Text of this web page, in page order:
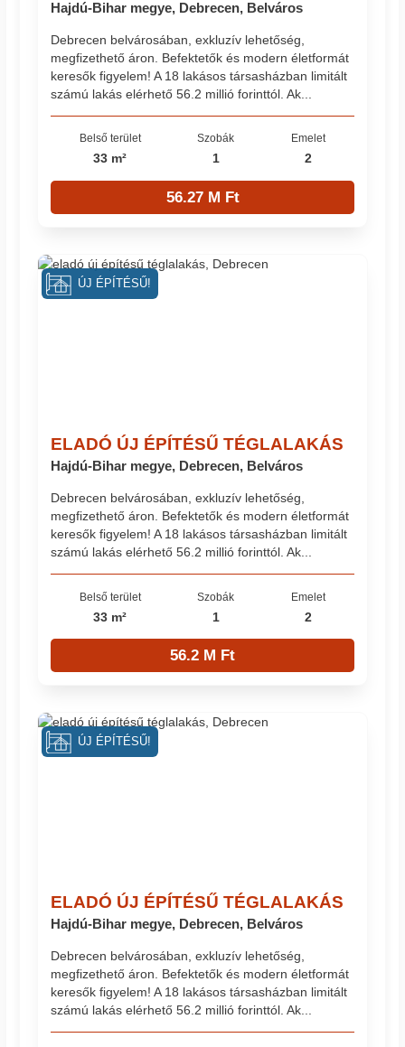
Hajdú-Bihar megye, Debrecen, Belváros
Debrecen belvárosában, exkluzív lehetőség,
megfizethető áron. Befektetők és modern életformát
keresők figyelem! A 18 lakásos társasházban limitált
számú lakás elérhető 56.2 millió forinttól. Ak...
Belső terület
33 m²
Szobák
1
Emelet
2
56.27 M Ft
ELADÓ ÚJ ÉPÍTÉSŰ TÉGLALAKÁS
Hajdú-Bihar megye, Debrecen, Belváros
Debrecen belvárosában, exkluzív lehetőség,
megfizethető áron. Befektetők és modern életformát
keresők figyelem! A 18 lakásos társasházban limitált
számú lakás elérhető 56.2 millió forinttól. Ak...
Belső terület
33 m²
Szobák
1
Emelet
2
56.2 M Ft
ÚJ ÉPÍTÉSŰ!
ELADÓ ÚJ ÉPÍTÉSŰ TÉGLALAKÁS
Hajdú-Bihar megye, Debrecen, Belváros
Debrecen belvárosában, exkluzív lehetőség,
megfizethető áron. Befektetők és modern életformát
keresők figyelem! A 18 lakásos társasházban limitált
számú lakás elérhető 56.2 millió forinttól. Ak...
ÚJ ÉPÍTÉSŰ!